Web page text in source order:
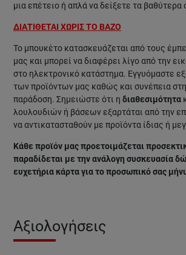
μια επέτειο ή απλά να δείξετε τα βαθύτερα
ΔΙΑΤΙΘΕΤΑΙ ΧΩΡΙΣ ΤΟ ΒΑΖΟ
Το μπουκέτο κατασκευάζεται από τους
μας και μπορεί να διαφέρει λίγο από την
στο ηλεκτρονικό κατάστημα. Εγγυόμαστε
των προϊόντων μας καθώς και συνέπεια
παράδοση. Σημειώστε ότι η διαθεσιμότητα
λουλουδιών ή βάσεων εξαρτάται από την
να αντικατασταθούν με προϊόντα ίδιας ή
Κάθε προϊόν μας προετοιμάζεται
παραδίδεται με την ανάλογη συσκευασία
ευχετήρια κάρτα για το προσωπικό σας
Αξιολογήσεις